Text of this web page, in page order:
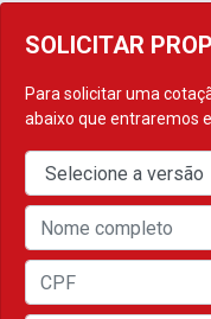
SOLICITAR
Para solicitar uma
abaixo que entraremos